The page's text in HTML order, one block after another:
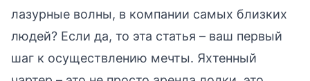
лазурные волны, в компании самых близких
людей? Если да, то эта статья – ваш первый
шаг к осуществлению мечты. Яхтенный